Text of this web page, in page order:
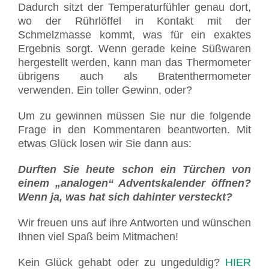
Dadurch sitzt der Temperaturfühler genau dort,
wo der Rührlöffel in Kontakt mit der
Schmelzmasse kommt, was für ein exaktes
Ergebnis sorgt. Wenn gerade keine Süßwaren
hergestellt werden, kann man das Thermometer
übrigens auch als Bratenthermometer
verwenden. Ein toller Gewinn, oder?
Um zu gewinnen müssen Sie nur die folgende
Frage in den Kommentaren beantworten. Mit
etwas Glück losen wir Sie dann aus:
Durften Sie heute schon ein Türchen von
einem „analogen“ Adventskalender öffnen?
Wenn ja, was hat sich dahinter versteckt?
Wir freuen uns auf ihre Antworten und wünschen
Ihnen viel Spaß beim Mitmachen!
Kein Glück gehabt oder zu ungeduldig? HIER